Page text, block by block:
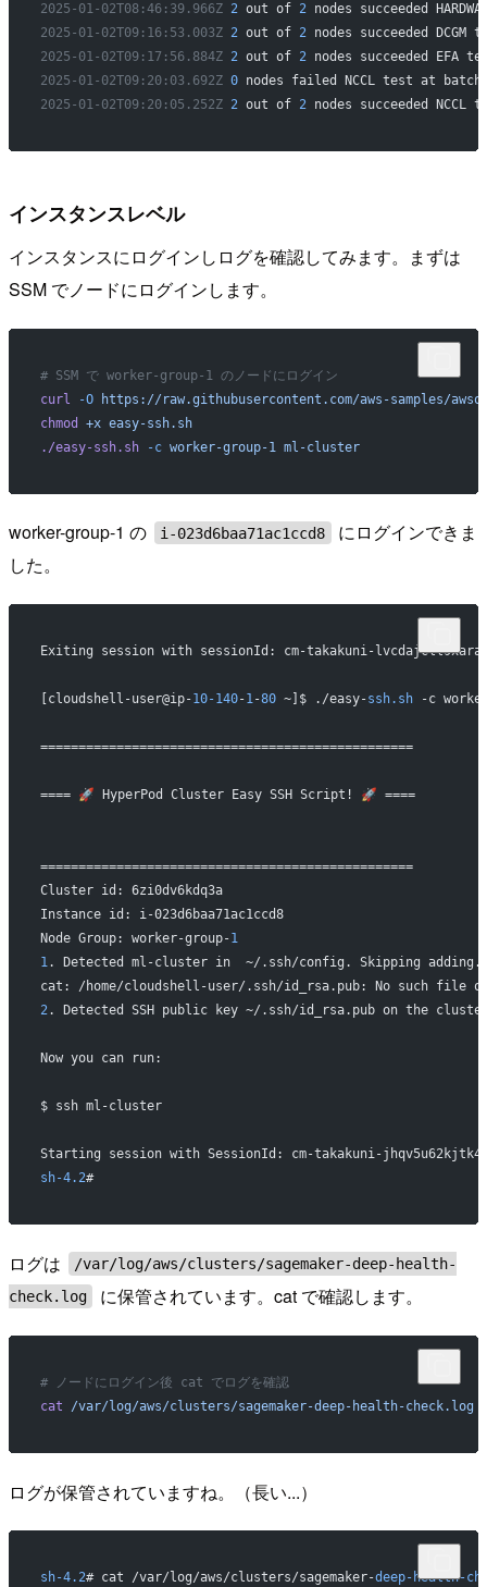
2025-01-02T08:46:39.966Z 2 out of 2 nodes succeeded
2025-01-02T09:16:53.003Z 2 out of 2 nodes succeeded
2025-01-02T09:17:56.884Z 2 out of 2 nodes succeeded EFA
2025-01-02T09:20:03.692Z 0 nodes failed NCCL test at
2025-01-02T09:20:05.252Z 2 out of 2 nodes succeeded NCCL
インスタンスレベル
インスタンスにログインしログを確認してみます。まずは
SSM でノードにログインします。
# SSM で worker-group-1 のノードにログイン
curl
-O https://raw.githubusercontent.com/aws-samples/
chmod
+x easy-ssh.sh
./easy-ssh.sh -c worker-group-1 ml-cluster
worker-group-1 の i-023d6baa71ac1ccd8
にログインできま
した。
Exiting session with sessionId: cm-takakuni-
[cloudshell-user@ip-10-140-1-80 ~]$ ./easy-ssh.sh -c
=================================================
==== 🚀 HyperPod Cluster Easy SSH Script! 🚀 ====
=================================================
Cluster id: 6zi0dv6kdq3a
Instance id: i-023d6baa71ac1ccd8
Node Group: worker-group-1
1. Detected ml-cluster in  ~/.ssh/config. Skipping
cat: /home/cloudshell-user/.ssh/id_rsa.pub: No such file
2. Detected SSH public key ~/.ssh/id_rsa.pub on the
Now you can run:
$ ssh ml-cluster
Starting session with SessionId: cm-takakuni-
sh-4.2#
ログは
/var/log/aws/clusters/sagemaker-deep-health-
check.log
に保管されています。cat で確認します。
# ノードにログイン後 cat でログを確認
cat /var/log/aws/clusters/sagemaker-deep-health-check.log
ログが保管されていますね。（長い...）
sh-4.2# cat /var/log/aws/clusters/sagemaker-deep-health-